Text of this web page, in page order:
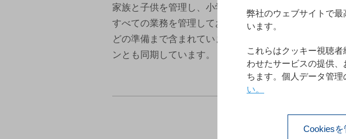
家族と子供を管理し、小学校から大学までの講座を提
すべての業務を管理しており、その中には家族と教師
どの準備まで含まれています。そのアプリケーション
ンとも同期しています。
弊社のウェブサイトで
います。
これらはクッキー視聴
わせたサービスの提供
ちます。個人データ管理
い。
Cookiesを